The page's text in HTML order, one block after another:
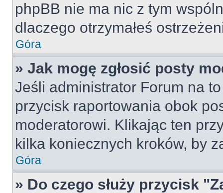
phpBB nie ma nic z tym
dlaczego otrzymałeś
Góra
» Jak mogę zgłosić posty
Jeśli administrator Forum na
przycisk raportowania obok
moderatorowi. Klikając ten
kilka koniecznych kroków, by
Góra
» Do czego służy przycisk